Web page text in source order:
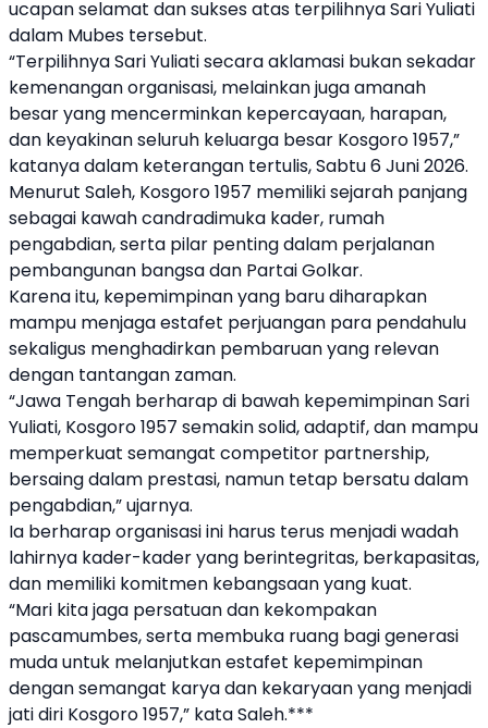
ucapan selamat dan sukses atas terpilihnya Sari Yuliati
dalam Mubes tersebut.
“Terpilihnya Sari Yuliati secara aklamasi bukan sekadar
kemenangan organisasi, melainkan juga amanah
besar yang mencerminkan kepercayaan, harapan,
dan keyakinan seluruh keluarga besar Kosgoro 1957,”
katanya dalam keterangan tertulis, Sabtu 6 Juni 2026.
Menurut Saleh, Kosgoro 1957 memiliki sejarah panjang
sebagai kawah candradimuka kader, rumah
pengabdian, serta pilar penting dalam perjalanan
pembangunan bangsa dan Partai Golkar.
Karena itu, kepemimpinan yang baru diharapkan
mampu menjaga estafet perjuangan para pendahulu
sekaligus menghadirkan pembaruan yang relevan
dengan tantangan zaman.
“Jawa Tengah berharap di bawah kepemimpinan Sari
Yuliati, Kosgoro 1957 semakin solid, adaptif, dan mampu
memperkuat semangat competitor partnership,
bersaing dalam prestasi, namun tetap bersatu dalam
pengabdian,” ujarnya.
Ia berharap organisasi ini harus terus menjadi wadah
lahirnya kader-kader yang berintegritas, berkapasitas,
dan memiliki komitmen kebangsaan yang kuat.
“Mari kita jaga persatuan dan kekompakan
pascamumbes, serta membuka ruang bagi generasi
muda untuk melanjutkan estafet kepemimpinan
dengan semangat karya dan kekaryaan yang menjadi
jati diri Kosgoro 1957,” kata Saleh.***